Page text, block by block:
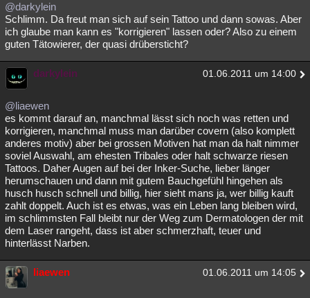
@darkylein
Schlimm. Da freut man sich auf sein Tattoo und dann sowas. Aber
ich glaube man kann es "korrigieren" lassen oder? Also zu einem
guten Tätowierer, der quasi drübersticht?
darkylein 01.06.2011 um 14:00
@liaewen
es kommt darauf an, manchmal lässt sich noch was retten und
korrigieren, manchmal muss man darüber covern (also komplett
anderes motiv) aber bei grossen Motiven hat man da halt nimmer
soviel Auswahl, am ehesten Tribales oder halt schwarze riesen
Tattoos. Daher Augen auf bei der Inker-Suche, lieber länger
herumschauen und dann mit gutem Bauchgefühl hingehen als
husch husch schnell und billig, hier sieht mans ja, wer billig kauft
zahlt doppelt. Auch ist es etwas, was ein Leben lang bleiben wird,
im schlimmsten Fall bleibt nur der Weg zum Dermatologen der mit
dem Laser rangeht, dass ist aber schmerzhaft, teuer und
hinterlässt Narben.
liaewen 01.06.2011 um 14:05